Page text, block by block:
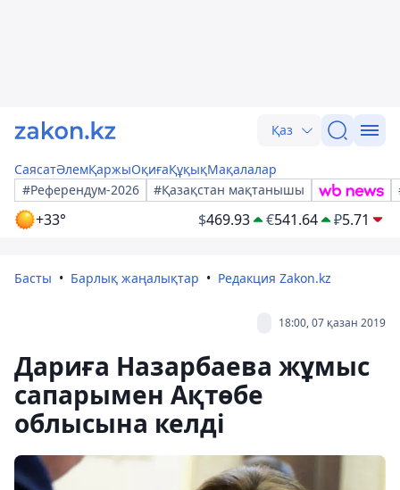
Қаз
СаясатӘлемҚаржыОқиғаҚұқықМақалалар
#Референдум-2026
#Қазақстан мақтанышы
+33° $469.93 €541.64 ₽5.71
Басты Барлық жаңалықтар Редакция Zakon.kz
18:00, 07 қазан 2019
Дариға Назарбаева жұмыс
сапарымен Ақтөбе
облысына келді